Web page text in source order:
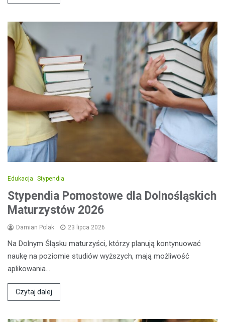
Edukacja Stypendia
Stypendia Pomostowe dla Dolnośląskich
Maturzystów 2026
Damian Polak 23 lipca 2026
Na Dolnym Śląsku maturzyści, którzy planują kontynuować
naukę na poziomie studiów wyższych, mają możliwość
aplikowania…
Czytaj dalej